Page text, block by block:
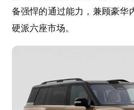
备强悍的通过能力，兼顾豪华
硬派六座市场。